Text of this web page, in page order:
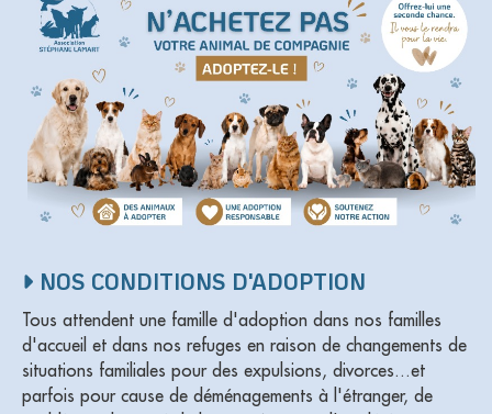
Familles d'accueil
Délégué(é) en communication
Bénévoles dans nos refuges
Matériel militant
Salarié(e) / Stagiaire
NOS CONDITIONS D'ADOPTION
Tous attendent une famille d'adoption dans nos familles
d'accueil et dans nos refuges en raison de changements de
situations familiales pour des expulsions, divorces...et
parfois pour cause de déménagements à l'étranger, de